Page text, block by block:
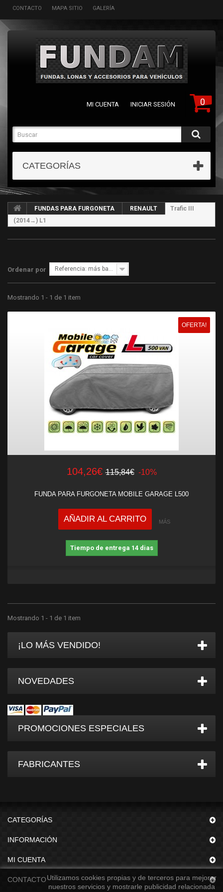
CONTACTO MAPA SITIO GALERÍA
0
MI CUENTA INICIAR SESIÓN
CATEGORÍAS
FUNDAS PARA FURGONETA RENAULT
Trafic III
(2014→) L1
Ordenar por Referencia: más bajo primero
Mostrando 1 - 1 de 1 item
OFERTA!
104,26€ 115,84€ -10%
FUNDA PARA FURGONETA MOBILE GARAGE L500
AÑADIR AL CARRITO MÁS
Tiempo de entrega 14 dias
Mostrando 1 - 1 de 1 item
¡LO MÁS VENDIDO!
NOVEDADES
PROMOCIONES ESPECIALES
FABRICANTES
CATEGORÍAS
INFORMACIÓN
MI CUENTA
CONTACTOUtilizamos cookies propias y de terceros para mejorar
nuestros servicios y mostrarle publicidad relacionada